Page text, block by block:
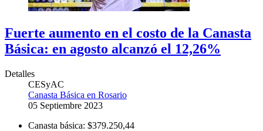
Fuerte aumento en el costo de la Canasta
Básica: en agosto alcanzó el 12,26%
Detalles
CESyAC
Canasta Básica en Rosario
05 Septiembre 2023
Canasta básica: $379.250,44